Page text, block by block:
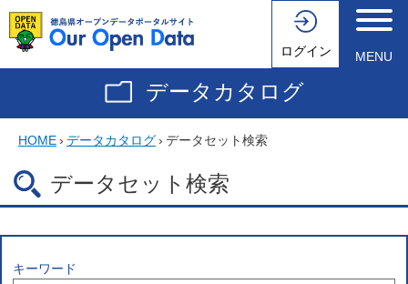
ログイン MENU
データカタログ
HOME› データカタログ› データセット検索
データセット検索
キーワード